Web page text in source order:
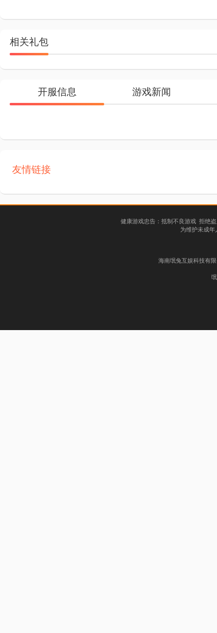
相关礼包
开服信息 游戏新闻
友情链接
健康游戏忠告：抵制不良游戏 拒绝
为维护未成
海南氓兔互娱科技有